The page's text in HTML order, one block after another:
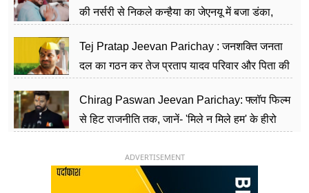
की नर्सरी से निकले कन्हैया का जेएनयू में बजा डंका,
Tej Pratap Jeevan Parichay : जनशक्ति जनता
दल का गठन कर तेज प्रताप यादव परिवार और पिता की
Chirag Paswan Jeevan Parichay: फ्लॉप फिल्म
से हिट राजनीति तक, जानें- 'मिले न मिले हम' के हीरो
ADVERTISEMENT